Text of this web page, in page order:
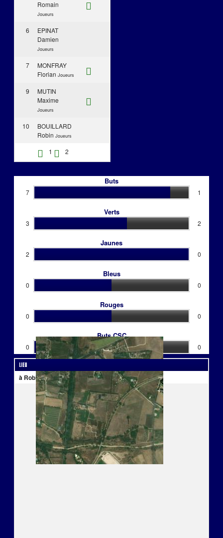
Romain
Joueurs
6
EPINAT
Damien
Joueurs
7
MONFRAY
Florian Joueurs
9
MUTIN
Maxime
Joueurs
10
BOUILLARD
Robin Joueurs
1 2
Buts
7 1
Verts
3 2
Jaunes
2 0
Bleus
0 0
Rouges
0 0
Buts CSC
0 0
Lieu
à Robion